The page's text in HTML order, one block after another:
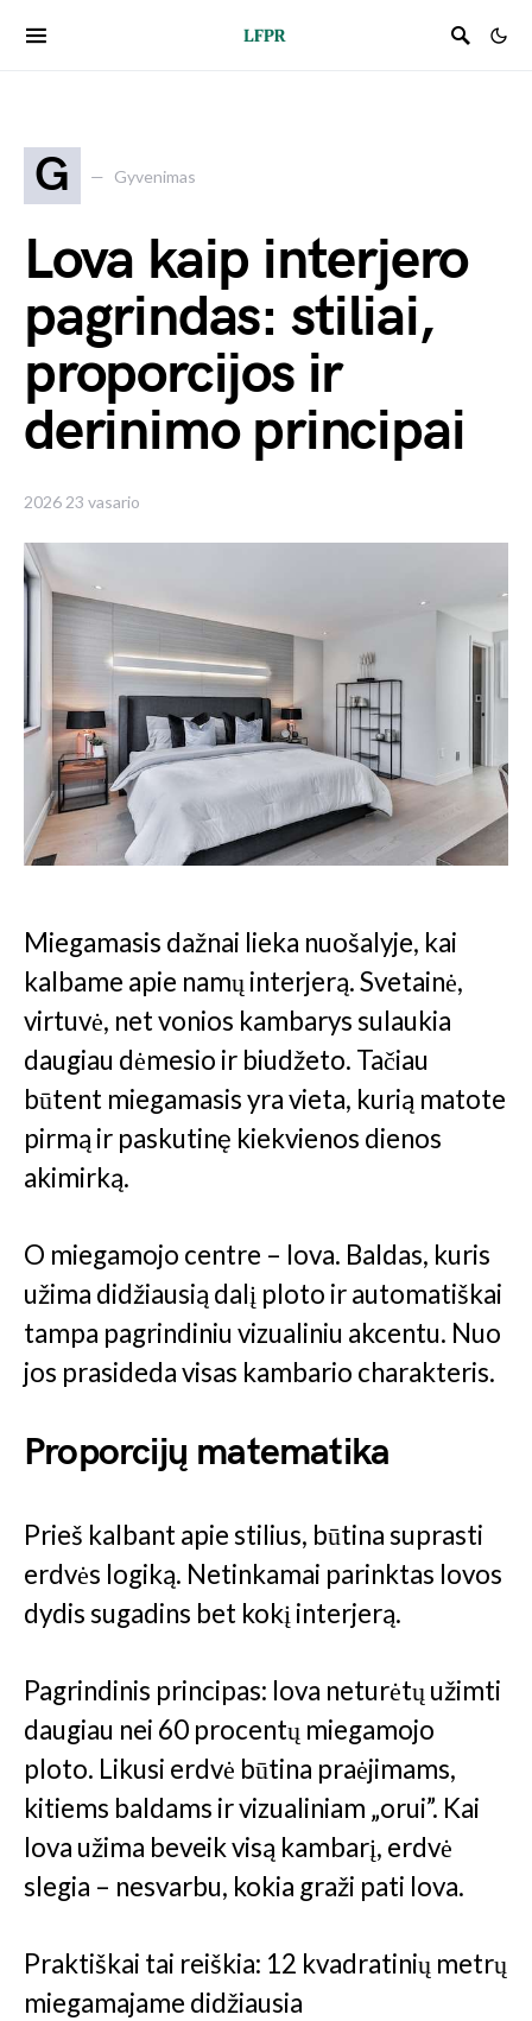
G Gyvenimas
Lova kaip interjero
pagrindas: stiliai,
proporcijos ir
derinimo principai
2026 23 vasario
Miegamasis dažnai lieka nuošalyje, kai
kalbame apie namų interjerą. Svetainė,
virtuvė, net vonios kambarys sulaukia
daugiau dėmesio ir biudžeto. Tačiau
būtent miegamasis yra vieta, kurią matote
pirmą ir paskutinę kiekvienos dienos
akimirką.
O miegamojo centre – lova. Baldas, kuris
užima didžiausią dalį ploto ir automatiškai
tampa pagrindiniu vizualiniu akcentu. Nuo
jos prasideda visas kambario charakteris.
Proporcijų matematika
Prieš kalbant apie stilius, būtina suprasti
erdvės logiką. Netinkamai parinktas lovos
dydis sugadins bet kokį interjerą.
Pagrindinis principas: lova neturėtų užimti
daugiau nei 60 procentų miegamojo
ploto. Likusi erdvė būtina praėjimams,
kitiems baldams ir vizualiniam „orui”. Kai
lova užima beveik visą kambarį, erdvė
slegia – nesvarbu, kokia graži pati lova.
Praktiškai tai reiškia: 12 kvadratinių metrų
miegamajame didžiausia